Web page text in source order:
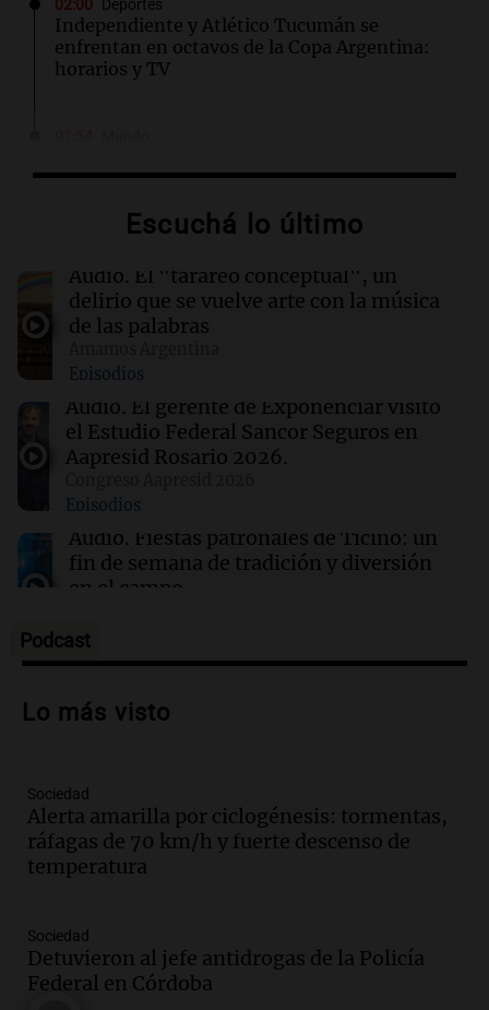
02:00 Deportes
Independiente y Atlético Tucumán se
enfrentan en octavos de la Copa Argentina:
horarios y TV
marcando el primer incidente mortal desde
01:37 Mundo
Trump señala a Canadá por incendios
forestales, pero los científicos advierten sobre
el cambio climático
01:30 Ciencia
Un tratamiento con THC elimina las pesadillas
en pacientes con PTSD, según un estudio
01:29 Ciencia
Contaminación del aire podría agravar la
artritis reumatoide y provocar brotes
dolorosos
Escuchá lo último
Audio. El "tarareo conceptual", un
delirio que se vuelve arte con la música
de las palabras
Episodios
Audio. El gerente de Exponenciar visitó
el Estudio Federal Sancor Seguros en
Aapresid Rosario 2026.
Episodios
Audio. Fiestas patronales de Ticino: un
fin de semana de tradición y diversión
en el campo
Episodios
Audio.Preparativos para la feria en La
de apertura
Audio.
lluvias, senadores manifiestan
oposición a ley de tierras
Panorama Federal
Audio.
centro de esquí Penitentes Park tras
siete años de cierre por falta de nieve
Podcast
Lo más visto
Sociedad
Alerta amarilla por ciclogénesis: tormentas,
ráfagas de 70 km/h y fuerte descenso de
temperatura
Sociedad
Detuvieron al jefe antidrogas de la Policía
Federal en Córdoba